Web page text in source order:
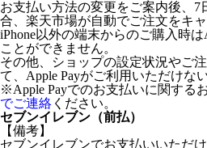
お支払い方法の変更をご案内後、7
合、楽天市場が自動でご注文をキ
iPhone以外の端末からのご購入時は
ことができません。
その他、ショップの設定状況やご
て、Apple Payがご利用いただけな
※Apple Payでのお支払いに関する
でご連絡 ください。
セブンイレブン（前払）
【備考】
セブンイレブンでお支払いいただけ